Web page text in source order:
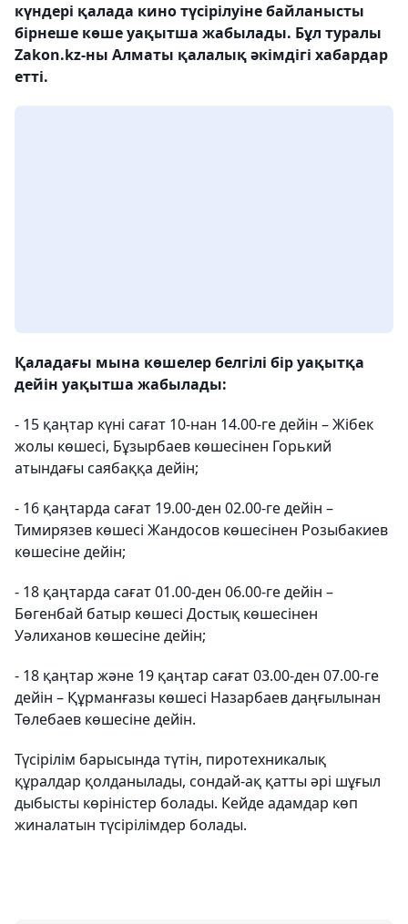
күндері қалада кино түсірілуіне байланысты
бірнеше көше уақытша жабылады. Бұл туралы
Zakon.kz-ны Алматы қалалық әкімдігі хабардар
етті.
Қаладағы мына көшелер белгілі бір уақытқа
дейін уақытша жабылады:
- 15 қаңтар күні сағат 10-нан 14.00-ге дейін – Жібек
жолы көшесі, Бұзырбаев көшесінен Горький
атындағы саябаққа дейін;
- 16 қаңтарда сағат 19.00-ден 02.00-ге дейін –
Тимирязев көшесі Жандосов көшесінен Розыбакиев
көшесіне дейін;
- 18 қаңтарда сағат 01.00-ден 06.00-ге дейін –
Бөгенбай батыр көшесі Достық көшесінен
Уәлиханов көшесіне дейін;
- 18 қаңтар және 19 қаңтар сағат 03.00-ден 07.00-ге
дейін – Құрманғазы көшесі Назарбаев даңғылынан
Төлебаев көшесіне дейін.
Түсірілім барысында түтін, пиротехникалық
құралдар қолданылады, сондай-ақ қатты әрі шұғыл
дыбысты көріністер болады. Кейде адамдар көп
жиналатын түсірілімдер болады.